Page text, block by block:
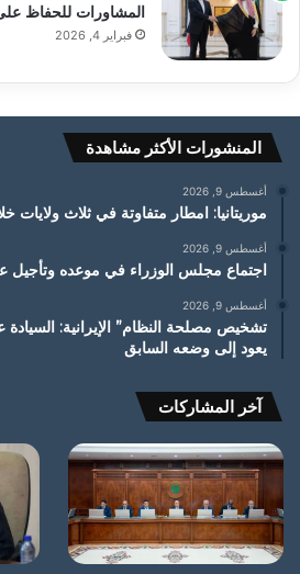
المشاورات للحفاظ
فبراير 4, 2026
المنشورات الأكثر مشاهدة
أغسطس 9, 2026
موريتانيا: امطار متفاوتة في ثلاث ولايات
أغسطس 9, 2026
اجتماع مجلس الوزراء في موعده وتأجيل
أغسطس 9, 2026
تشخيص مصلحة النظام” الإيرانية:
يعود إلى وضعه السابق
آخر المشاركات